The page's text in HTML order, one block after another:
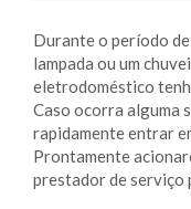
Durante o período
lampada ou um
eletrodoméstico
Caso ocorra alguma
rapidamente entrar
Prontamente
prestador de serviço